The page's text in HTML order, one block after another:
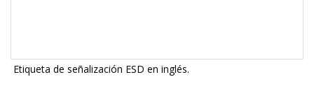
Etiqueta de señalización ESD en inglés.